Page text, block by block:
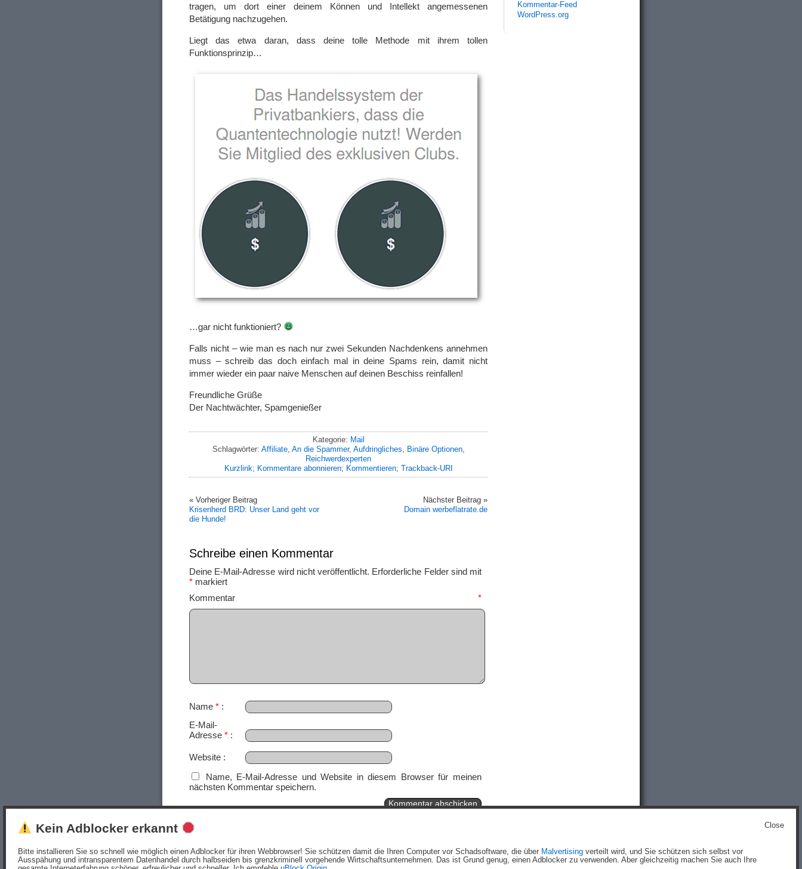
tragen, um dort einer deinem Können und Intellekt angemessenen
Betätigung nachzugehen.
Liegt das etwa daran, dass deine tolle Methode mit ihrem tollen
Funktionsprinzip…
…gar nicht funktioniert?
Falls nicht – wie man es nach nur zwei Sekunden Nachdenkens annehmen
muss – schreib das doch einfach mal in deine Spams rein, damit nicht
immer wieder ein paar naive Menschen auf deinen Beschiss reinfallen!
Freundliche Grüße
Der Nachtwächter, Spamgenießer
Kategorie: Mail
Schlagwörter: Affiliate, An die Spammer, Aufdringliches Binäre Optionen,
Reichwerdexperten
Kurzlink; Kommentare abonnieren; Kommentieren; Trackback-URI
« Vorheriger Beitrag
Krisenherd BRD: Unser Land geht vor
die Hunde!
Nächster Beitrag »
Domain werbeflatrate.de
Schreibe einen Kommentar
Deine E-Mail-Adresse wird nicht veröffentlicht. Erforderliche Felder sind mit
* markiert
Kommentar *
Name *
E-Mail-
Adresse *
Website
Name, E-Mail-Adresse und Website in diesem Browser für meinen
nächsten Kommentar speichern.
Kommentar-Feed
WordPress.org
Beiträge (RSS)undKommentare (RSS).
Close
Kein Adblocker erkannt
Bitte installieren Sie so schnell wie möglich einen Adblocker für ihren Webbrowser! Sie schützen damit die Ihren Computer vor Schadsoftware, die über Malvertising verteilt wird, und Sie schützen sich selbst vor
Ausspähung und intransparentem Datenhandel durch halbseiden bis grenzkriminell vorgehende Wirtschaftsunternehmen. Das ist Grund genug, einen Adblocker zu verwenden. Aber gleichzeitig machen Sie auch Ihre